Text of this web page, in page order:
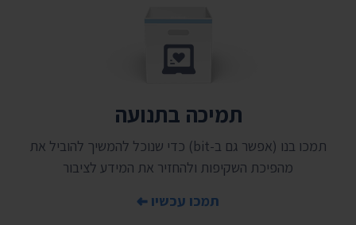
תמיכה בתנועה
תמכו בנו (אפשר גם ב-bit) כדי שנוכל להמשיך להוביל את
מהפיכת השקיפות ולהחזיר את המידע לציבור
תמכו עכשיו